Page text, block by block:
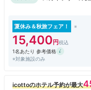
夏休み＆秋旅フェア！
15,400
1名あたり 参考価格
※対象施設のみ